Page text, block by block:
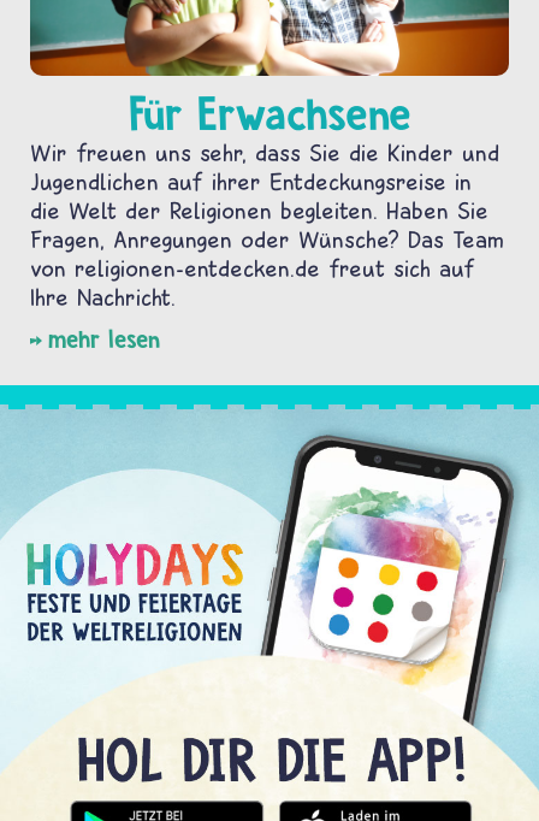
Für Erwachsene
Wir freuen uns sehr, dass Sie die Kinder und
Jugendlichen auf ihrer Entdeckungsreise in
die Welt der Religionen begleiten. Haben Sie
Fragen, Anregungen oder Wünsche? Das Team
von religionen-entdecken.de freut sich auf
Ihre Nachricht.
mehr lesen